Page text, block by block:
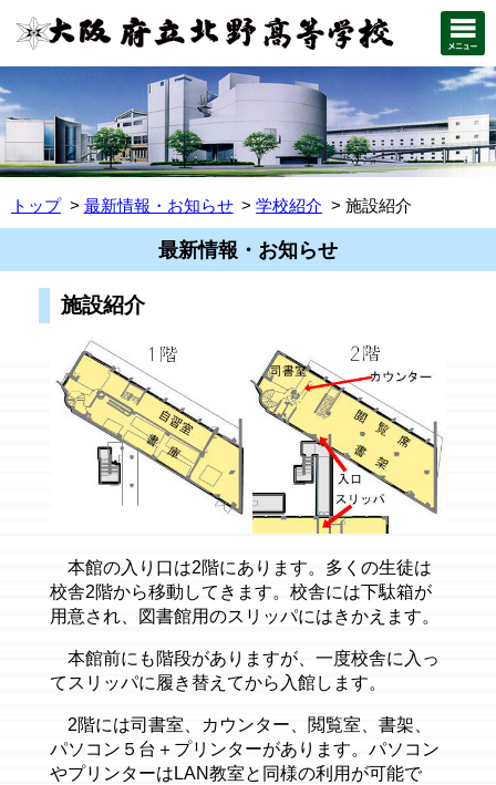
トップ 最新情報・お知らせ 学校紹介 施設紹介
最新情報・お知らせ
施設紹介
本館の入り口は2階にあります。多くの生徒は
校舎2階から移動してきます。校舎には下駄箱が
用意され、図書館用のスリッパにはきかえます。
本館前にも階段がありますが、一度校舎に入っ
てスリッパに履き替えてから入館します。
2階には司書室、カウンター、閲覧室、書架、
パソコン５台＋プリンターがあります。パソコン
やプリンターはLAN教室と同様の利用が可能で